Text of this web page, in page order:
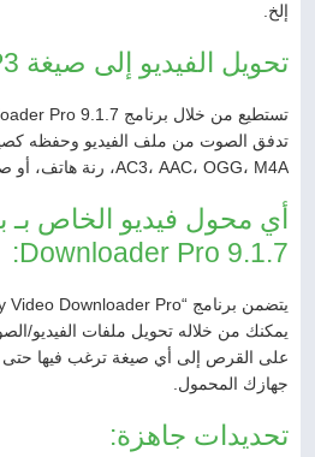
إلخ.
تحويل الفيديو إلى صيغة MP3:
AC3، AAC، OGG، M4A، رنة هاتف، أو صيغة صوتية أخرى.
Downloader Pro 9.1.7:
يمكنك من خلاله تحويل ملفات الفيديو/
على القرص إلى أي صيغة ترغب فيها حتى
جهازك المحمول.
تحديدات جاهزة: